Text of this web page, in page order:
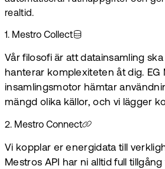
realtid.
1. Mestro Collect
Vår filosofi är att datainsamling
hanterar komplexiteten åt dig. EG
insamlingsmotor hämtar
mängd olika källor, och vi lägger
2. Mestro Connect
Vi kopplar er energidata till
Mestros API har ni alltid full